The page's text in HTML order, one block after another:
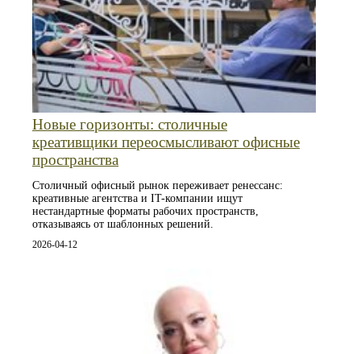
Новые горизонты: столичные
креативщики переосмысливают офисные
пространства
Столичный офисный рынок переживает ренессанс:
креативные агентства и IT-компании ищут
нестандартные форматы рабочих пространств,
отказываясь от шаблонных решений.
2026-04-12